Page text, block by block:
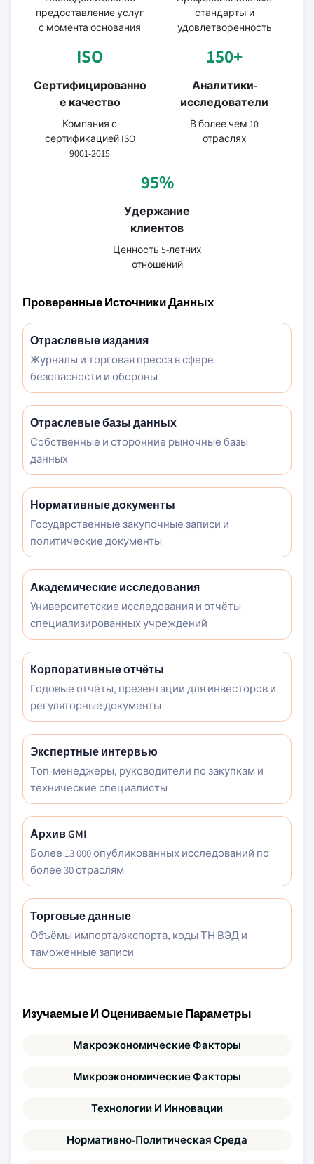
предоставление услуг
с момента основания
стандарты и
удовлетворенность
ISO
Сертифицированно
е качество
Компания с
сертификацией ISO
9001-2015
150+
Аналитики-
исследователи
В более чем 10
отраслях
95%
Удержание
клиентов
Ценность 5-летних
отношений
Проверенные Источники Данных
Отраслевые издания
Журналы и торговая пресса в сфере
безопасности и обороны
Отраслевые базы данных
Собственные и сторонние рыночные базы
данных
Нормативные документы
Государственные закупочные записи и
политические документы
Академические исследования
Университетские исследования и отчёты
специализированных учреждений
Корпоративные отчёты
Годовые отчёты, презентации для инвесторов и
регуляторные документы
Экспертные интервью
Топ-менеджеры, руководители по закупкам и
технические специалисты
Архив GMI
Более 13 000 опубликованных исследований по
более 30 отраслям
Торговые данные
Объёмы импорта/экспорта, коды ТН ВЭД и
таможенные записи
Изучаемые И Оцениваемые Параметры
Макроэкономические Факторы
Микроэкономические Факторы
Технологии И Инновации
Нормативно-Политическая Среда